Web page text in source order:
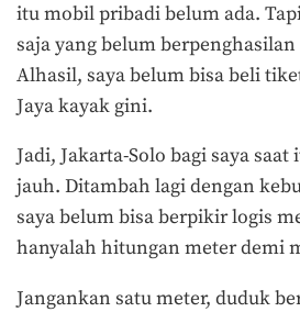
itu mobil pribadi belum ada.
saja yang belum
Alhasil, saya belum bisa beli
Jaya kayak gini.
Jadi, Jakarta-Solo bagi saya saat
jauh. Ditambah lagi dengan
saya belum bisa berpikir logis
hanyalah hitungan meter demi
Jangankan satu meter, duduk